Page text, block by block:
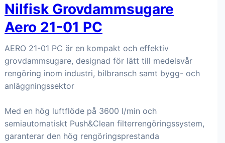
Nilfisk Grovdammsugare
Aero 21-01 PC
AERO 21-01 PC är en kompakt och effektiv
grovdammsugare, designad för lätt till medelsvår
rengöring inom industri, bilbransch samt bygg- och
anläggningssektor
Med en hög luftflöde på 3600 l/min och
semiautomatiskt Push&Clean filterrengöringssystem,
garanterar den hög rengöringsprestanda